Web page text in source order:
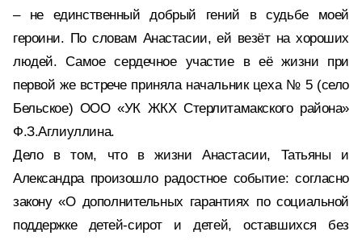
– не единственный добрый гений в судьбе моей
героини. По словам Анастасии, ей везёт на хороших
людей. Самое сердечное участие в её жизни при
первой же встрече приняла начальник цеха № 5 (село
Бельское) ООО «УК ЖКХ Стерлитамакского района»
Ф.З.Аглиуллина.
Дело в том, что в жизни Анастасии, Татьяны и
Александра произошло радостное событие: согласно
закону «О дополнительных гарантиях по социальной
поддержке детей-сирот и детей, оставшихся без